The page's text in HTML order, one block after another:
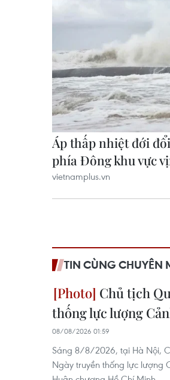
TIN CÙNG CHUYÊN
Chủ tịch
thống lực lượng
08/08/2026 01:59
Sáng 8/8/2026, tại Hà Nội,
Ngày truyền thống lực lượng